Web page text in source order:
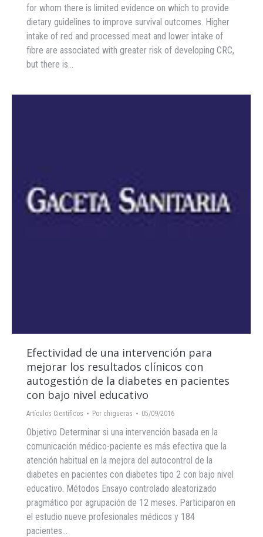
for whom there is limited evidence on which to provide
dietary guidelines to improve survival outcomes. Higher
intake of red and processed meat and lower intake of
fibre are associated with greater risk of developing CRC,
but there is…
Efectividad de una intervención para
mejorar los resultados clínicos con
autogestión de la diabetes en pacientes
con bajo nivel educativo
Artículos Científicos Por chigueras 05/09/2016
Objetivo Determinar si una intervención basada en la
comunicación médico-paciente es más efectiva que la
atención habitual en la mejora del autocontrol de la
diabetes en pacientes con diabetes tipo 2 con bajo nivel
educativo. Métodos Ensayo controlado aleatorizado
pragmático por agrupación de 12 meses. Participaron en
el estudio nueve profesionales médicos y 184
pacientes…